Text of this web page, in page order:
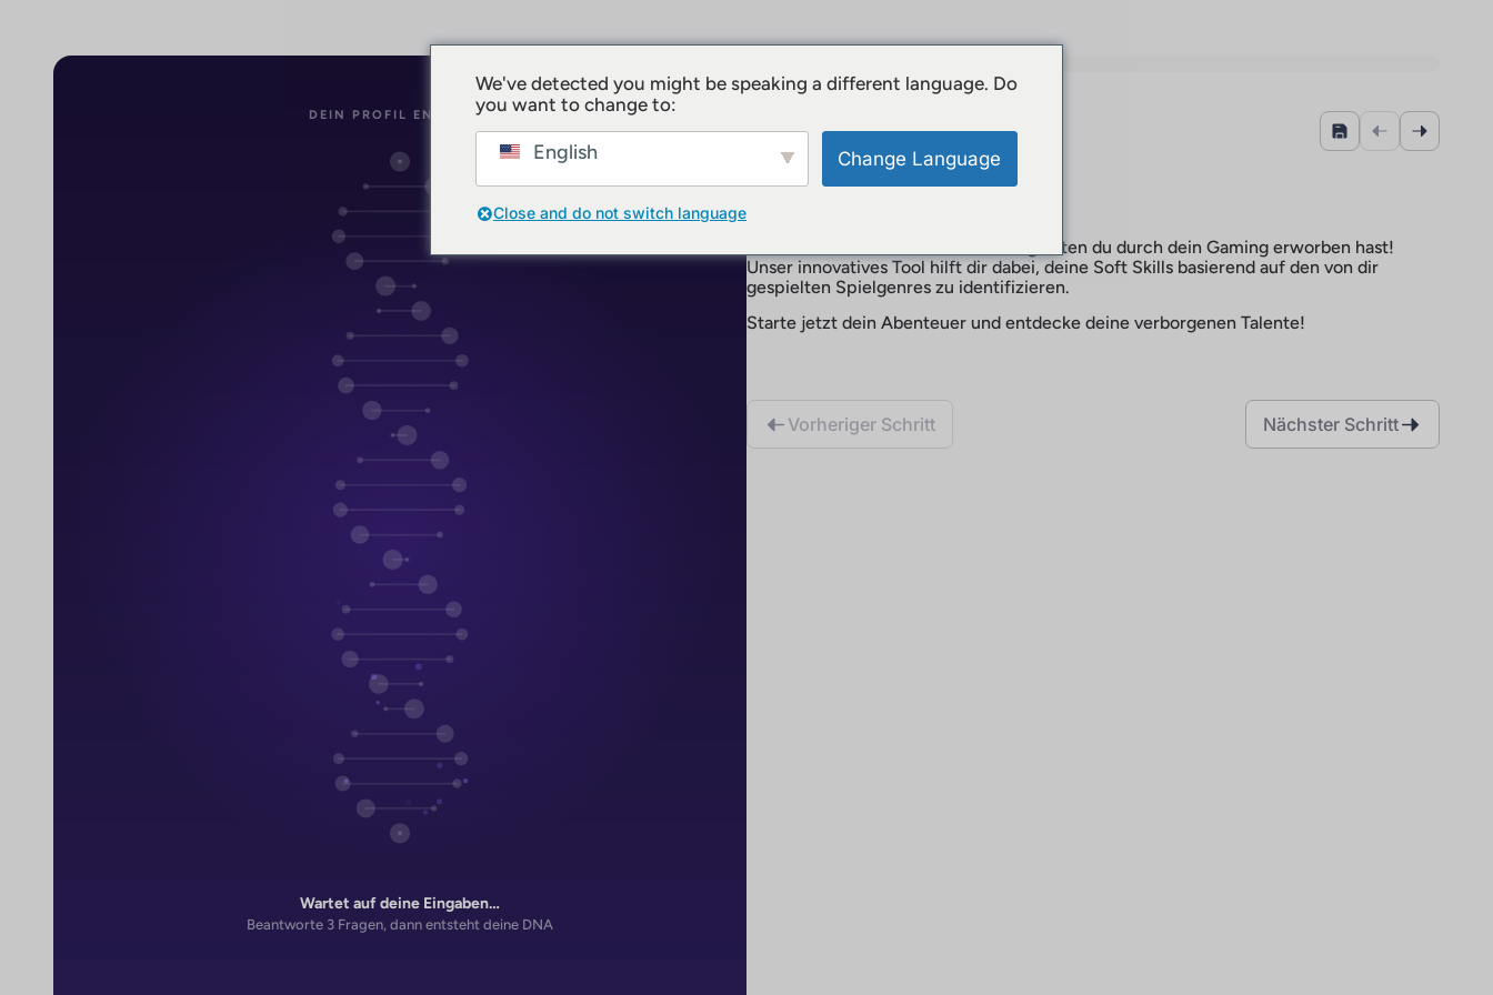
DEIN PROFIL ENTSTEHT
Wartet auf deine Eingaben…
Beantworte 3 Fragen, dann entsteht deine DNA
Start
Entdecke, welche versteckten Fähigkeiten du durch dein Gaming erworben hast!
Unser innovatives Tool hilft dir dabei, deine Soft Skills basierend auf den von dir
gespielten Spielgenres zu identifizieren.
Starte jetzt dein Abenteuer und entdecke deine verborgenen Talente!
Vorheriger Schritt Nächster Schritt
We've detected you might be speaking a different language. Do
you want to change to:
English Change Language
Close and do not switch language